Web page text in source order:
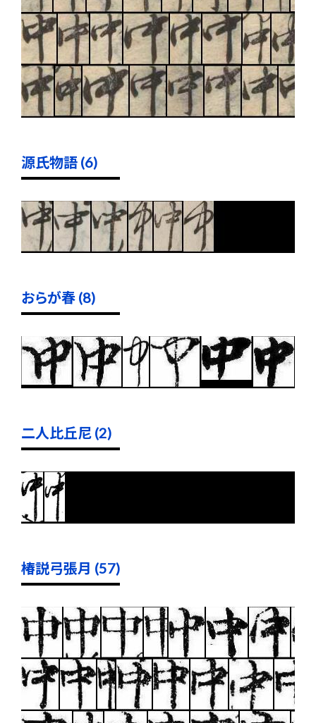
源氏物語 (6)
おらが春 (8)
二人比丘尼 (2)
椿説弓張月 (57)